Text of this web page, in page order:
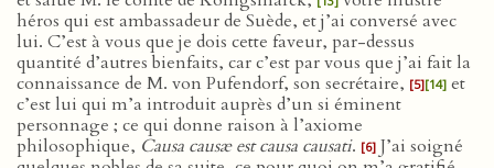
héros qui est ambassadeur de Suède, et j’ai conversé avec
lui. C’est à vous que je dois cette faveur, par-dessus
quantité d’autres bienfaits, car c’est par vous que j’ai fait la
connaissance de M. von Pufendorf, son secrétaire, [5][14] et
c’est lui qui m’a introduit auprès d’un si éminent
personnage ; ce qui donne raison à l’axiome
philosophique, Causa causæ est causa causati. [6] J’ai soigné